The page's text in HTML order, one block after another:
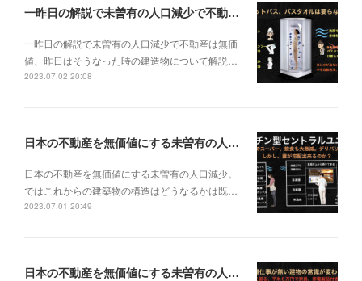
一昨日の解説で未曽有の人口減少で不動産は無価値、昨日はそうなった時の建造物について解説、今日からはその設備について解説をして行く。
一昨日の解説で未曽有の人口減少で不動産は無価
値、昨日はそうなった時の建造物について解説…
2023.07.02 20:08
日本の不動産を無価値にする未曽有の人口減少。ではこれからの建築物の構造はどうなるかは既に解説した。今はその内部の内容。その1
日本の不動産を無価値にする未曽有の人口減少。
ではこれからの建築物の構造はどうなるかは既…
2023.07.01 20:49
日本の不動産を無価値にする未曽有の人口減少。ではこれからの建築物はどうなるか。